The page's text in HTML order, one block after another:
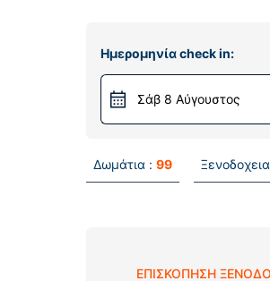
Ημερομηνία check in:
Σάβ 8 Αύγουστος
Δωμάτια : 99
ΕΠΙΣΚΌΠΗΣΗ